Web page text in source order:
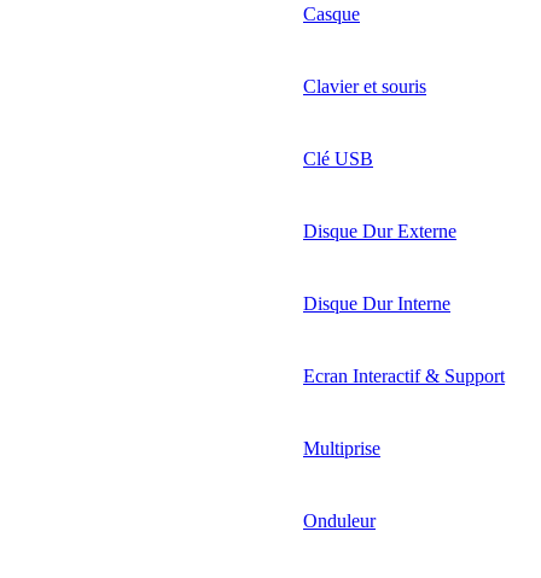
Casque
Clavier et souris
Clé USB
Disque Dur Externe
Disque Dur Interne
Ecran Interactif & Support
Multiprise
Onduleur